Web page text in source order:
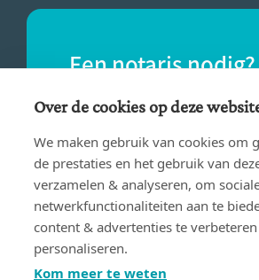
Een notaris nodig?
Vind eenvoudig een notaris
buurt.
VIND EEN NOTARIS
Over de cookies op deze
We maken gebruik van cookies om
de prestaties en het gebruik van
verzamelen & analyseren, om
netwerkfunctionaliteiten aan te
content & advertenties te
personaliseren.
Kom meer te weten